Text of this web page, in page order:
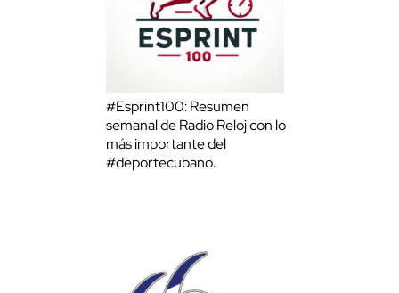
#Esprint100: Resumen
semanal de Radio Reloj con lo
más importante del
#deportecubano.